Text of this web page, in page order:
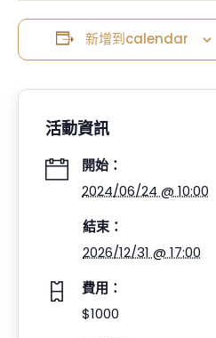
新增到calendar
活動資訊
開始：
2024/06/24 @ 10:00
結束：
2026/12/31 @ 17:00
費用：
$1000